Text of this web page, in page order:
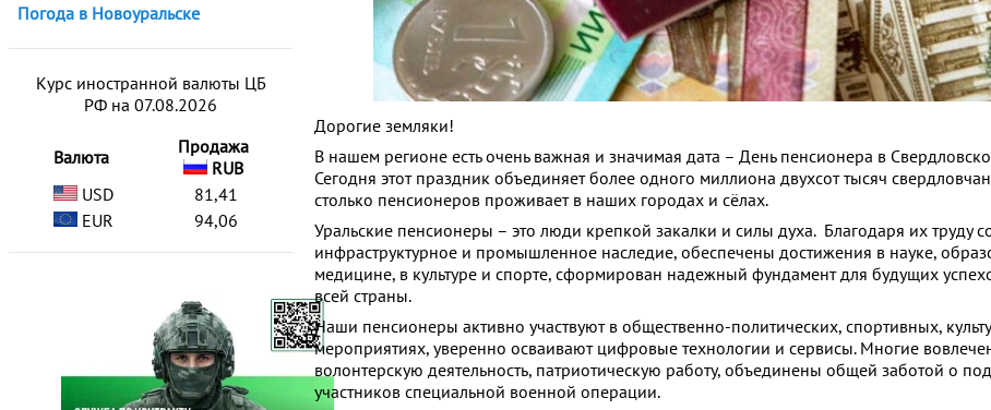
Погода в Новоуральске
Курс иностранной валюты ЦБ
РФ на 07.08.2026
Валюта
Продажа
RUB
USD
81,41
EUR
94,06
Дорогие земляки!
В нашем регионе есть очень важная и значимая дата – День пенсионера в
Сегодня этот праздник объединяет более одного миллиона двухсот тысяч
столько пенсионеров проживает в наших городах и сёлах.
Уральские пенсионеры – это люди крепкой закалки и силы духа. Благодаря их труду
инфраструктурное и промышленное наследие, обеспечены достижения в науке,
медицине, в культуре и спорте, сформирован надежный фундамент для будущих
всей страны.
Наши пенсионеры активно участвуют в общественно-политических, спортивных,
мероприятиях, уверенно осваивают цифровые технологии и сервисы. Многие
волонтерскую деятельность, патриотическую работу, объединены общей заботой о
участников специальной военной операции.